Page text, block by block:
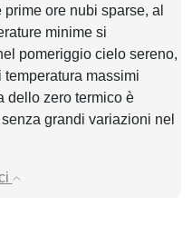
ore nubi sparse, al
minime si
pomeriggio cielo sereno,
massimi
dello zero termico è
grandi variazioni nel